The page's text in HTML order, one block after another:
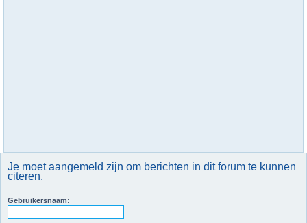
Je moet aangemeld zijn om berichten in dit forum te kunnen
citeren.
Gebruikersnaam: